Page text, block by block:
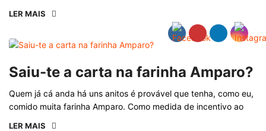
LER MAIS
Saiu-te a carta na farinha Amparo?
Quem já cá anda há uns anitos é provável que tenha, como eu,
comido muita farinha Amparo. Como medida de incentivo ao
LER MAIS